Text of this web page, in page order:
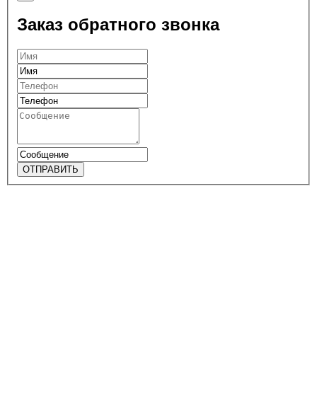
Заказ обратного звонка
ОТПРАВИТЬ